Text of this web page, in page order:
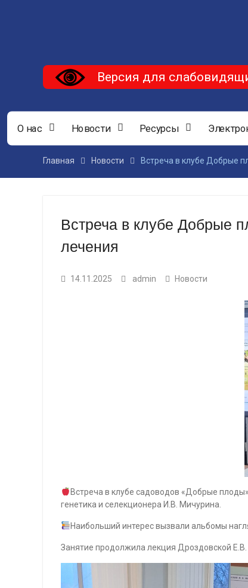
Версия для
О нас Новости Ресурсы
Главная Новости Встреча в клубе Добрые
Встреча в клубе Добрые
лечения
14.11.2025 admin Новости
Встреча в клубе садоводов «Добрые
генетика и селекционера И.В. Мичурина.
Наибольший интерес вызвали альбомы
Занятие продолжила лекция Дроздовской